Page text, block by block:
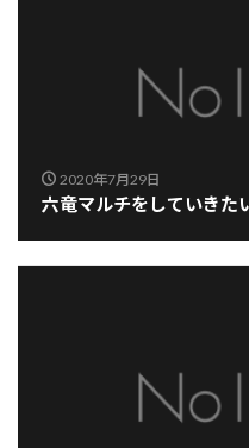
2020年7月29日
六竜マルチをしていきた